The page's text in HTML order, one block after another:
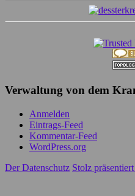
Verwaltung von dem
Anmelden
Eintrags-Feed
Kommentar-Feed
WordPress.org
Der Datenschutz Stolz